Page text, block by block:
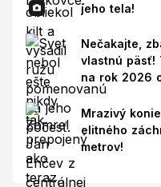
jeho tela!
Nečakajte,
vlastnú päsť!
na rok 2026
Mrazivý
elitného
metrov!